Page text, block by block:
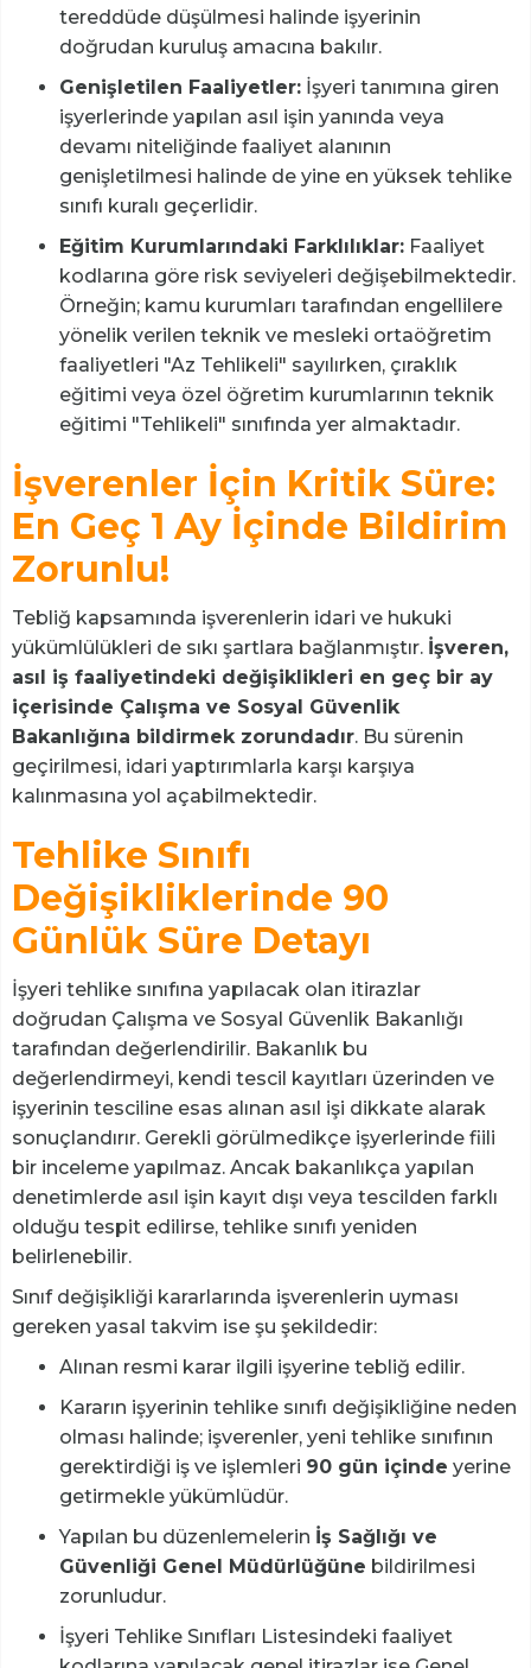
tereddüde düşülmesi halinde işyerinin
doğrudan kuruluş amacına bakılır.
Genişletilen Faaliyetler: İşyeri tanımına giren
işyerlerinde yapılan asıl işin yanında veya
devamı niteliğinde faaliyet alanının
genişletilmesi halinde de yine en yüksek tehlike
sınıfı kuralı geçerlidir.
Eğitim Kurumlarındaki Farklılıklar: Faaliyet
kodlarına göre risk seviyeleri değişebilmektedir.
Örneğin; kamu kurumları tarafından engellilere
yönelik verilen teknik ve mesleki ortaöğretim
faaliyetleri "Az Tehlikeli" sayılırken, çıraklık
eğitimi veya özel öğretim kurumlarının teknik
eğitimi "Tehlikeli" sınıfında yer almaktadır.
İşverenler İçin Kritik Süre:
En Geç 1 Ay İçinde Bildirim
Zorunlu!
Tebliğ kapsamında işverenlerin idari ve hukuki
yükümlülükleri de sıkı şartlara bağlanmıştır. İşveren,
asıl iş faaliyetindeki değişiklikleri en geç bir ay
içerisinde Çalışma ve Sosyal Güvenlik
Bakanlığına bildirmek zorundadır. Bu sürenin
geçirilmesi, idari yaptırımlarla karşı karşıya
kalınmasına yol açabilmektedir.
Tehlike Sınıfı
Değişikliklerinde 90
Günlük Süre Detayı
İşyeri tehlike sınıfına yapılacak olan itirazlar
doğrudan Çalışma ve Sosyal Güvenlik Bakanlığı
tarafından değerlendirilir. Bakanlık bu
değerlendirmeyi, kendi tescil kayıtları üzerinden ve
işyerinin tesciline esas alınan asıl işi dikkate alarak
sonuçlandırır. Gerekli görülmedikçe işyerlerinde fiili
bir inceleme yapılmaz. Ancak bakanlıkça yapılan
denetimlerde asıl işin kayıt dışı veya tescilden farklı
olduğu tespit edilirse, tehlike sınıfı yeniden
belirlenebilir.
Sınıf değişikliği kararlarında işverenlerin uyması
gereken yasal takvim ise şu şekildedir:
Alınan resmi karar ilgili işyerine tebliğ edilir.
Kararın işyerinin tehlike sınıfı değişikliğine neden
olması halinde; işverenler, yeni tehlike sınıfının
gerektirdiği iş ve işlemleri 90 gün içinde yerine
getirmekle yükümlüdür.
Yapılan bu düzenlemelerin İş Sağlığı ve
Güvenliği Genel Müdürlüğüne bildirilmesi
zorunludur.
İşyeri Tehlike Sınıfları Listesindeki faaliyet